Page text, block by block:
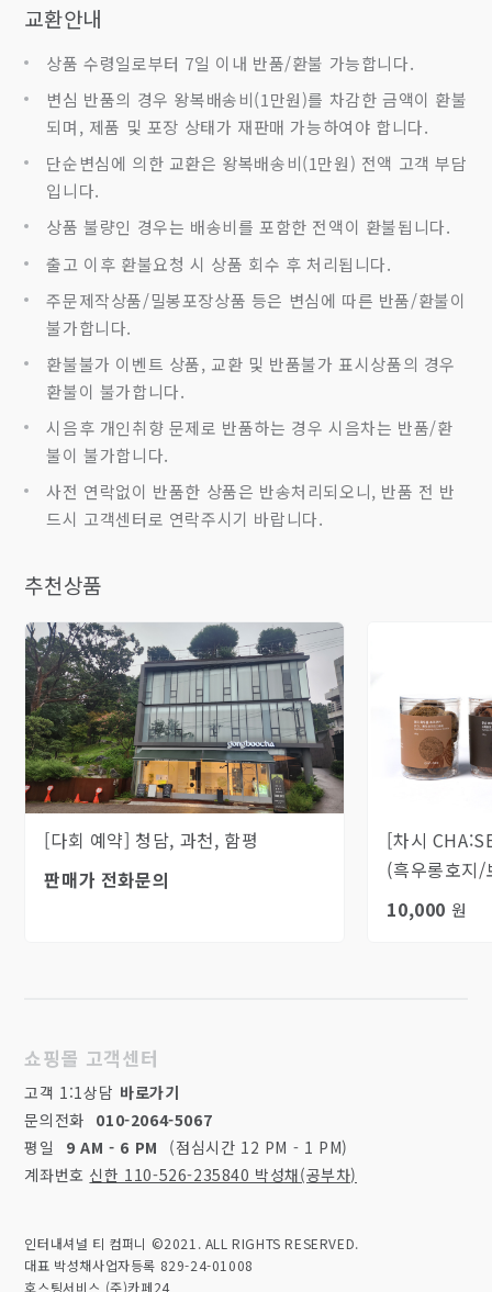
교환안내
상품 수령일로부터 7일 이내 반품/환불 가능합니다.
변심 반품의 경우 왕복배송비(1만원)를 차감한 금액이 환불
되며, 제품 및 포장 상태가 재판매 가능하여야 합니다.
단순변심에 의한 교환은 왕복배송비(1만원) 전액 고객 부담
입니다.
상품 불량인 경우는 배송비를 포함한 전액이 환불됩니다.
출고 이후 환불요청 시 상품 회수 후 처리됩니다.
주문제작상품/밀봉포장상품 등은 변심에 따른 반품/환불이
불가합니다.
환불불가 이벤트 상품, 교환 및 반품불가 표시상품의 경우
환불이 불가합니다.
시음후 개인취향 문제로 반품하는 경우 시음차는 반품/환
불이 불가합니다.
사전 연락없이 반품한 상품은 반송처리되오니, 반품 전 반
드시 고객센터로 연락주시기 바랍니다.
추천상품
[다회 예약] 청담, 과천, 함평
판매가 전화문의
[차시
(흑우롱호지
교토우지맛
마카다미아)
10,000 원
쇼핑몰 고객센터
고객 1:1상담 바로가기
문의전화 010-2064-5067
평일
9 AM - 6 PM
(점심시간 12 PM - 1 PM)
계좌번호 신한 110-526-235840 박성채(공부차)
인터내셔널 티 컴퍼니 ©2021. ALL RIGHTS RESERVED.
대표 박성채사업자등록 829-24-01008
호스팅서비스 (주)카페24